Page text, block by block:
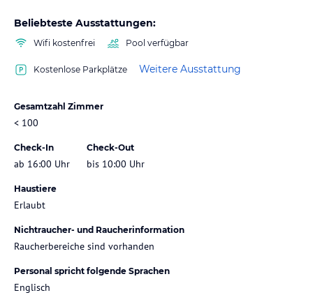
Beliebteste Ausstattungen:
Wifi kostenfrei Pool verfügbar
Kostenlose Parkplätze Weitere Ausstattung
Gesamtzahl Zimmer
< 100
Check-In
ab 16:00 Uhr
Check-Out
bis 10:00 Uhr
Haustiere
Erlaubt
Nichtraucher- und Raucherinformation
Raucherbereiche sind vorhanden
Personal spricht folgende Sprachen
Englisch